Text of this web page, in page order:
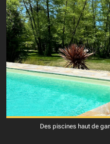
Des piscines haut de